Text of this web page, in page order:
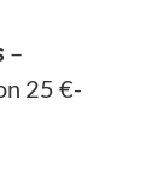
–
25 €-